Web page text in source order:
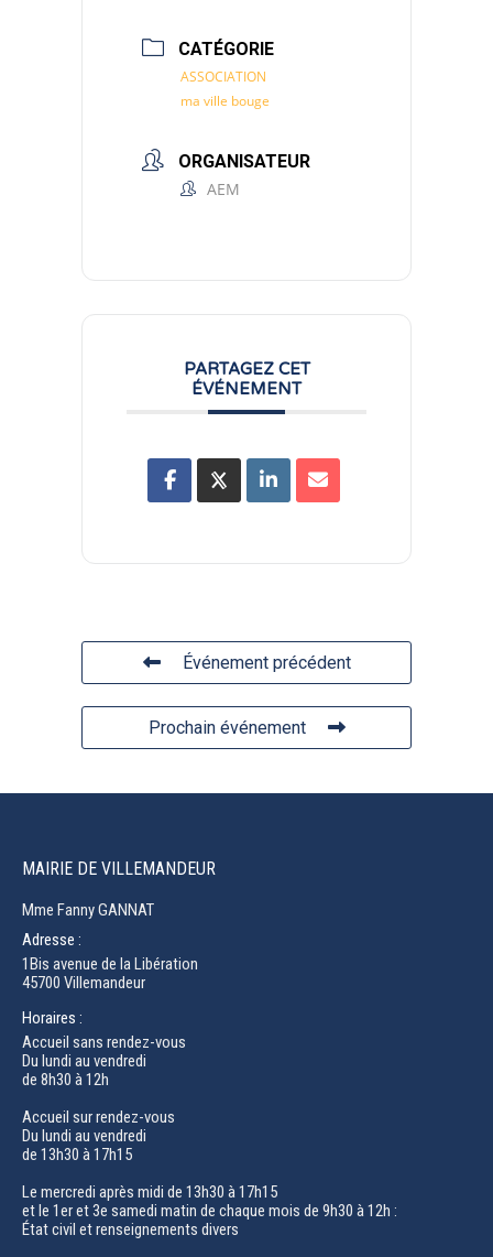
CATÉGORIE
ASSOCIATION
ma ville bouge
ORGANISATEUR
AEM
PARTAGEZ CET
ÉVÉNEMENT
Événement précédent
Prochain événement
MAIRIE DE VILLEMANDEUR
Mme Fanny GANNAT
Adresse :
1Bis avenue de la Libération
45700 Villemandeur
Horaires :
Accueil sans rendez-vous
Du lundi au vendredi
de 8h30 à 12h
Accueil sur rendez-vous
Du lundi au vendredi
de 13h30 à 17h15
Le mercredi après midi de 13h30 à 17h15
et le 1er et 3e samedi matin de chaque mois de 9h30 à 12h :
État civil et renseignements divers